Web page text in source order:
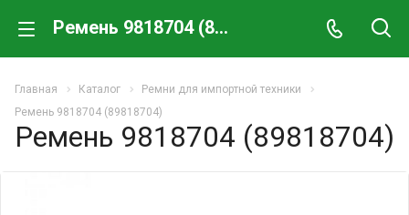
Ремень 9818704 (89818704)
Главная Каталог
Ремни для импортной техники
Ремень 9818704 (89818704)
Ремень 9818704 (89818704)